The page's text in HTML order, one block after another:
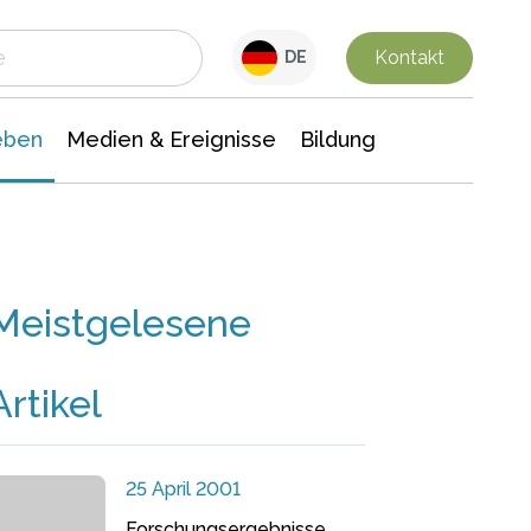
DE Kontakt
Medien & Ereignisse Bildung
25 April 2001